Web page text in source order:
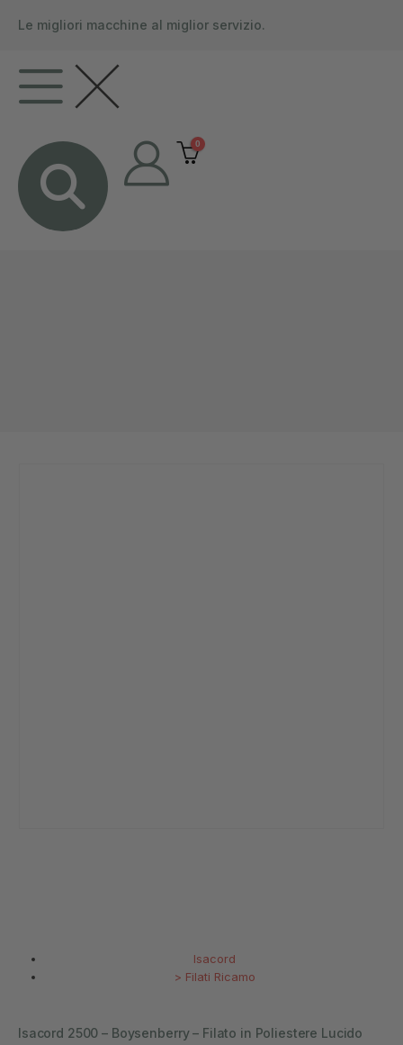
Le migliori macchine al miglior servizio.
0
Isacord
> Filati Ricamo
Isacord 2500 – Boysenberry – Filato in Poliestere Lucido